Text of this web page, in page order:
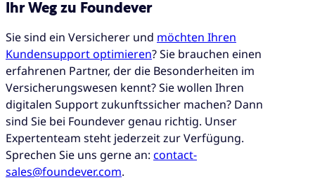
Ihr Weg zu Foundever
Sie sind ein Versicherer und möchten Ihren
Kundensupport optimieren? Sie brauchen einen
erfahrenen Partner, der die Besonderheiten im
Versicherungswesen kennt? Sie wollen Ihren
digitalen Support zukunftssicher machen? Dann
sind Sie bei Foundever genau richtig. Unser
Expertenteam steht jederzeit zur Verfügung.
Sprechen Sie uns gerne an: contact-
sales@foundever.com.